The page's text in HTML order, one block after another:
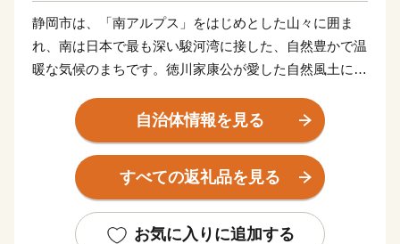
静岡市は、「南アルプス」をはじめとした山々に囲ま
れ、南は日本で最も深い駿河湾に接した、自然豊かで温
暖な気候のまちです。徳川家康公が愛した自然風土に恵
食材、そして富士山を借景した風光明媚な景観が自慢で
そんな静岡市の「素敵」を、「しぞ～かふるさと応援寄
是非一度、静岡市へお越しいただき、その魅力を感じて
自治体情報を見る
すべての返礼品を見る
お気に入りに追加する